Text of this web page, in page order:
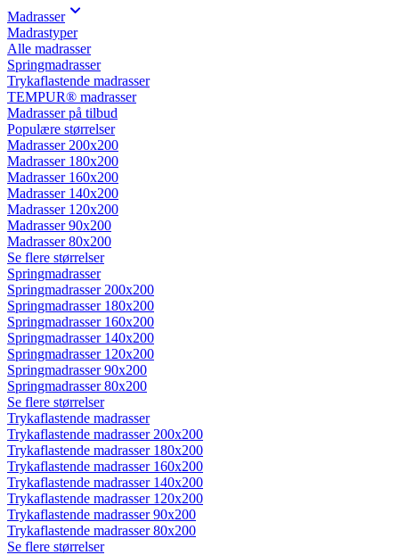
Madrasser
Madrastyper
Alle madrasser
Springmadrasser
Trykaflastende madrasser
TEMPUR® madrasser
Madrasser på tilbud
Populære størrelser
Madrasser 200x200
Madrasser 180x200
Madrasser 160x200
Madrasser 140x200
Madrasser 120x200
Madrasser 90x200
Madrasser 80x200
Se flere størrelser
Springmadrasser
Springmadrasser 200x200
Springmadrasser 180x200
Springmadrasser 160x200
Springmadrasser 140x200
Springmadrasser 120x200
Springmadrasser 90x200
Springmadrasser 80x200
Se flere størrelser
Trykaflastende madrasser
Trykaflastende madrasser 200x200
Trykaflastende madrasser 180x200
Trykaflastende madrasser 160x200
Trykaflastende madrasser 140x200
Trykaflastende madrasser 120x200
Trykaflastende madrasser 90x200
Trykaflastende madrasser 80x200
Se flere størrelser